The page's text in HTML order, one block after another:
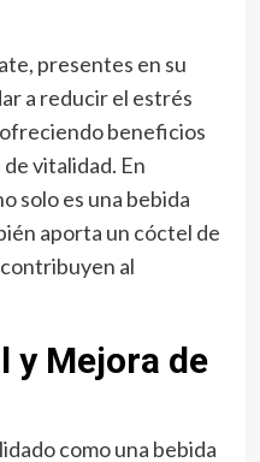
presentes en su
a reducir el estrés
beneficios
vitalidad. En
solo es una bebida
aporta un cóctel de
al
y Mejora de
como una bebida